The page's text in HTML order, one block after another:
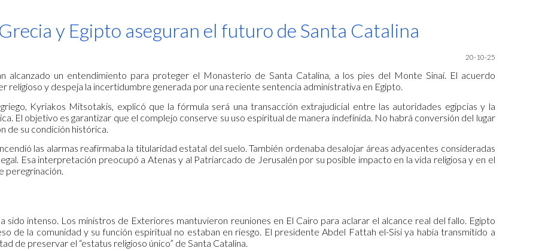
to main content Skip to navigation
Grecia y Egipto aseguran el futuro de Santa Catalina
20-10-25
alcanzado un entendimiento para proteger el Monasterio de Santa Catalina, a los pies del Monte Sinaí. El acuerdo
religioso y despeja la incertidumbre generada por una reciente sentencia administrativa en Egipto.
Kyriakos Mitsotakis, explicó que la fórmula será una transacción extrajudicial entre las autoridades egipcias y la
El objetivo es garantizar que el complejo conserve su uso espiritual de manera indefinida. No habrá conversión del lugar
de su condición histórica.
las alarmas reafirmaba la titularidad estatal del suelo. También ordenaba desalojar áreas adyacentes consideradas
Esa interpretación preocupó a Atenas y al Patriarcado de Jerusalén por su posible impacto en la vida religiosa y en el
peregrinación.
sido intenso. Los ministros de Exteriores mantuvieron reuniones en El Cairo para aclarar el alcance real del fallo. Egipto
de la comunidad y su función espiritual no estaban en riesgo. El presidente Abdel Fattah el-Sisi ya había transmitido a
de preservar el “estatus religioso único” de Santa Catalina.